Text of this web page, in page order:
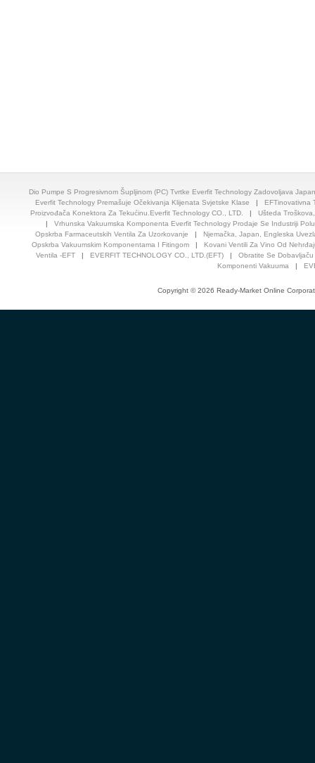
Dio Pumpe S Progresivnom Šupljinom (PC) Tvrtke Everfit Technology Zadovoljava
Everfit Technology Premašuje Očekivanja Klijenata Svjetske Klase
| EFTinovativna
Proizvođača Konektora Za Tekućinu.Everfit Technology CO., LTD.
|Ušteda
| Vrhunska Vakuumska Komponenta Everfit Technology Prodaje Se Industriji
Opskrba Farmaceutskih Ventila Za Uzorkovanje | Njemačka, Japan, Engleska
Opskrba Vakuumskim Komponentama I Fitingom | Kovani Ventili Za Vino Od
Ventila -EFT | EVERFIT TECHNOLOGY CO., LTD.(EFT) |Obratite Se
Komponenti Vakuuma |
Copyright © 2026 Ready-Market Online